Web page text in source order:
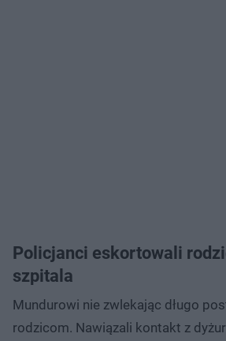
Policjanci eskortowali
szpitala
Mundurowi nie zwlekając długo
rodzicom. Nawiązali kontakt z